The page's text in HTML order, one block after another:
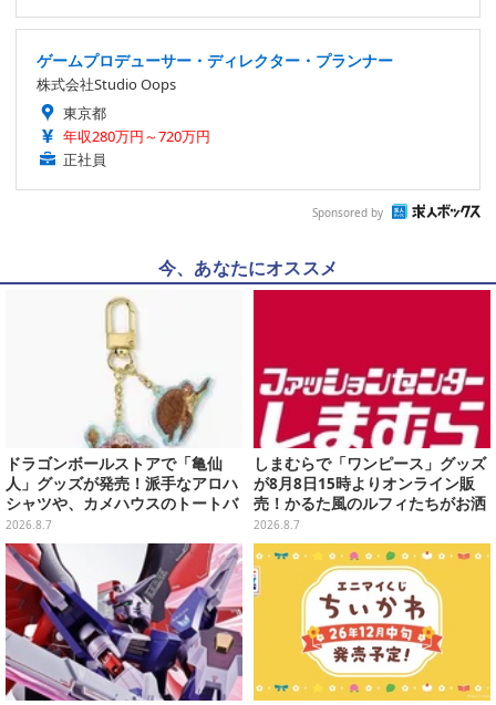
ゲームプロデューサー・ディレクター・プランナー
株式会社Studio Oops
東京都
年収280万円～720万円
正社員
Sponsored by
今、あなたにオススメ
ドラゴンボールストアで「亀仙
人」グッズが発売！派手なアロハ
シャツや、カメハウスのトートバ
ッグなど夏らしいアイテムがズラ
リ
2026.8.7
しまむらで「ワンピース」グッズ
が8月8日15時よりオンライン販
売！かるた風のルフィたちがお洒
落なバッグや、チョッパーが可愛
いサンダルも
2026.8.7